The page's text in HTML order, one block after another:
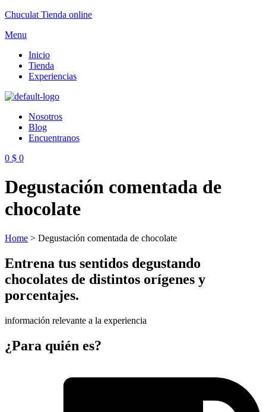
Chuculat Tienda online
Menu
Inicio
Tienda
Experiencias
Nosotros
Blog
Encuentranos
0 $ 0
Degustación comentada de
chocolate
Home > Degustación comentada de chocolate
Entrena tus sentidos degustando
chocolates de distintos orígenes y
porcentajes.
información relevante a la experiencia
¿Para quién es?